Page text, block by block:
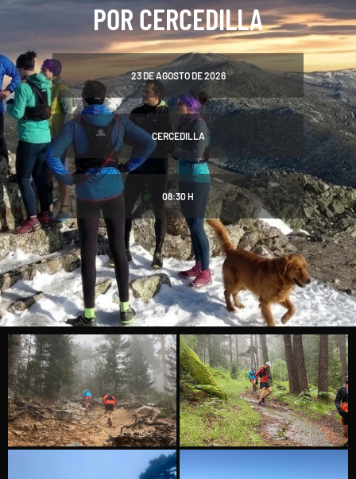
POR CERCEDILLA
23 DE AGOSTO DE 2026
CERCEDILLA
08:30 H